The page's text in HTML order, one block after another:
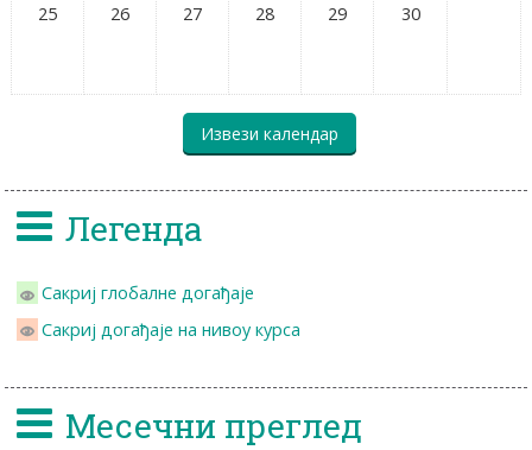
25 26 27 28 29 30
Легенда
Сакриј глобалне догађаје
Сакриј догађаје на нивоу курса
Месечни преглед